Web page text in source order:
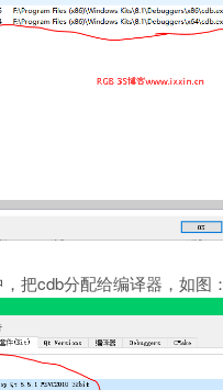
把cdb分配给编译器，如图：